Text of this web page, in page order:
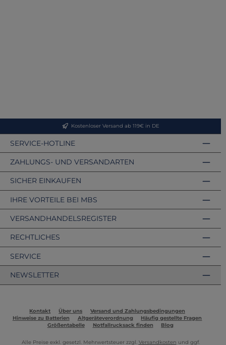
Kostenloser Versand ab 119€ in DE
SERVICE-HOTLINE
ZAHLUNGS- UND VERSANDARTEN
VERSANDHANDELSREGISTER
SICHER EINKAUFEN
IHRE VORTEILE BEI MBS
RECHTLICHES
SERVICE
NEWSLETTER
Kontakt Über uns
Versand und Zahlungsbedingungen
Hinweise zu Batterien
Altgeräteverordnung
Häufig gestellte Fragen
Größentabelle
Notfallrucksack finden Blog
Alle Preise exkl. gesetzl. Mehrwertsteuer zzgl. Versandkosten und ggf.